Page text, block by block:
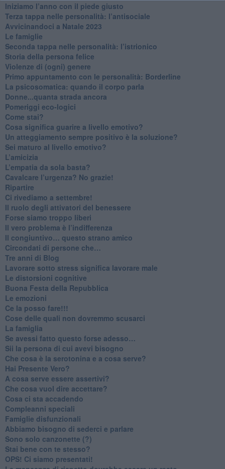
​Iniziamo l’anno con il piede giusto
​Terza tappa nelle personalità: l’antisociale
​Avvicinandoci a Natale 2023
Le famiglie
Seconda tappa nelle personalità: l’istrionico
​Storia della persona felice
Violenze di (ogni) genere
​Primo appuntamento con le personalità: Borderline
La psicosomatica: quando il corpo parla
Donne...quanta strada ancora
​Pomeriggi eco-logici
​Come stai?
Cosa significa guarire a livello emotivo?
​Un atteggiamento sempre positivo è la soluzione?
​Sei maturo al livello emotivo?
​L’amicizia
​L’empatia da sola basta?
​Cavalcare l’urgenza? No grazie!
Ripartire
​Ci rivediamo a settembre!
​Il ruolo degli attivatori del benessere
​Forse siamo troppo liberi
​Il vero problema è l’indifferenza
​Il congiuntivo… questo strano amico
​Circondati di persone che…
​Tre anni di Blog
​Lavorare sotto stress significa lavorare male
​Le distorsioni cognitive
​Buona Festa della Repubblica
Le emozioni
​Ce la posso fare!!!
​Cose delle quali non dovremmo scusarci
​La famiglia
​Se avessi fatto questo forse adesso…
​Sii la persona di cui avevi bisogno
Che cosa è la serotonina e a cosa serve?
​Hai Presente Vero?
A cosa serve essere assertivi?
​Che cosa vuol dire accettare?
​Cosa ci sta accadendo
​Compleanni speciali
​Famiglie disfunzionali
​Abbiamo bisogno di sederci e parlare
Sono solo canzonette (?)
​Stai bene con te stesso?
​OPS! Ci siamo presentati!